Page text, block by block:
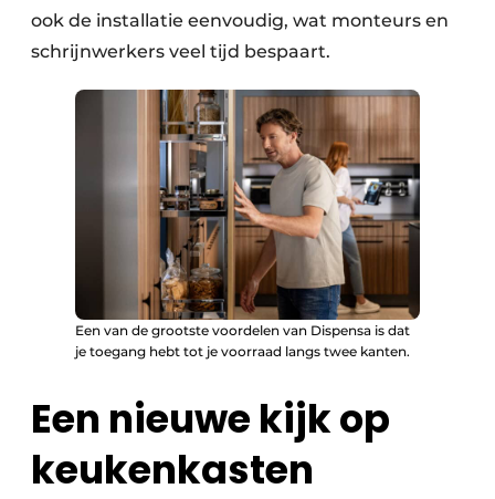
ook de installatie eenvoudig, wat monteurs en
schrijnwerkers veel tijd bespaart.
Een van de grootste voordelen van Dispensa is dat
je toegang hebt tot je voorraad langs twee kanten.
Een nieuwe kijk op
keukenkasten